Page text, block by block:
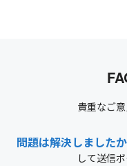
貴重なご
問題は解決しました
して送信